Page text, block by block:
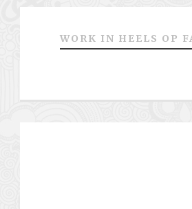
WORK IN HEELS OP